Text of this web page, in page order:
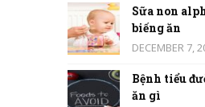
Sữa non
biếng ăn
DECEMBER 7,
Bệnh tiểu
ăn gì